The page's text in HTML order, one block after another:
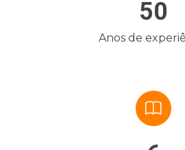
50
Anos de